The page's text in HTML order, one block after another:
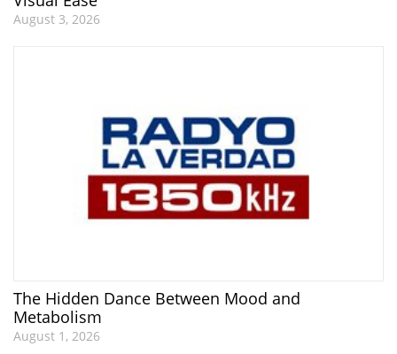
August 3, 2026
The Hidden Dance Between Mood and
Metabolism
August 1, 2026